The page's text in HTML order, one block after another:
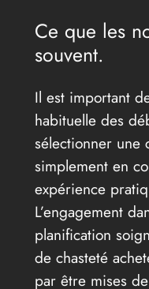
Ce que les
souvent.
Il est important
habituelle des
sélectionner une
simplement en
expérience
L’engagement
planification
de chasteté
par être mises